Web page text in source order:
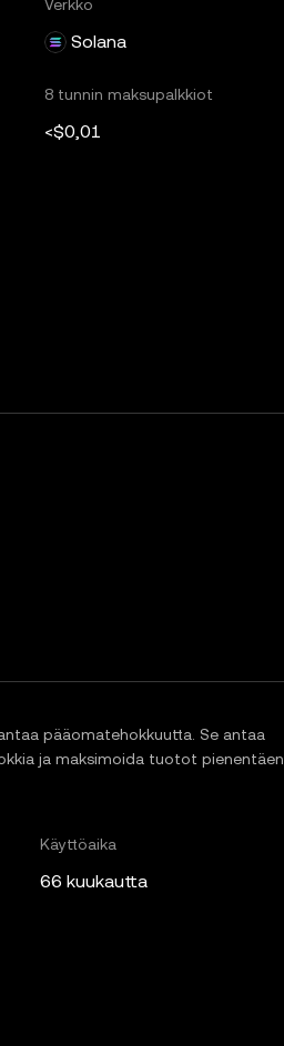
Verkko
Solana
8 tunnin maksupalkkiot
<$0,01
pääomatehokkuutta. Se antaa
ja maksimoida tuotot pienentäen
Käyttöaika
66 kuukautta